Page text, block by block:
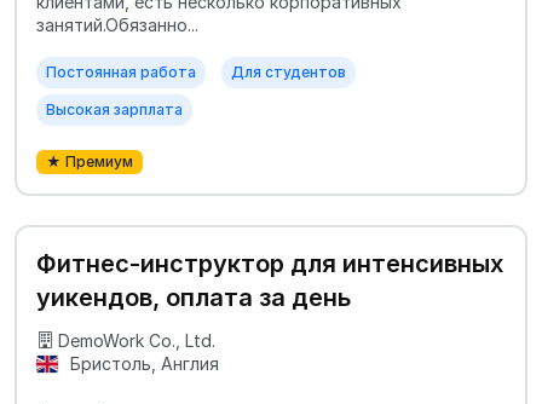
занятий.Обязанно...
Постоянная работа Для студентов
Высокая зарплата
★ Премиум
Фитнес-инструктор для интенсивных
уикендов, оплата за день
DemoWork Co., Ltd.
Бристоль, Англия